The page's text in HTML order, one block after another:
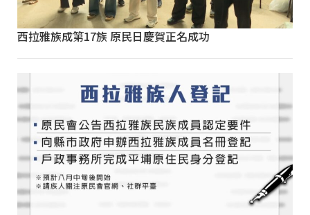
西拉雅族成第17族 原民日慶賀正名成功